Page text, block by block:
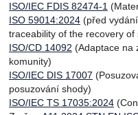
ISO/IEC FDIS 82474-1
ISO 59014:2024 (před
traceability of the recovery
ISO/CD 14092 (Adaptace na
komunity)
ISO/IEC DIS 17007
posuzování shody)
ISO/IEC TS 17035:2024